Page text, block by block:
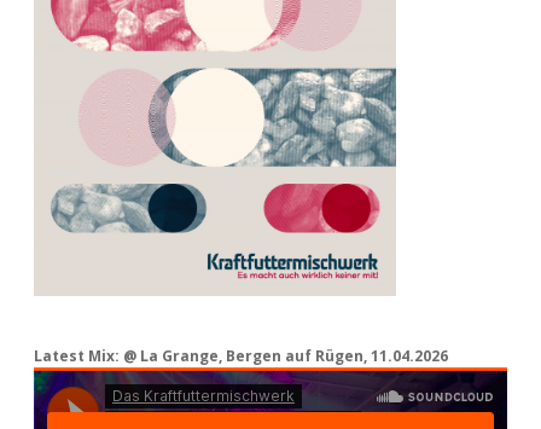
Latest Mix: @ La Grange, Bergen auf Rügen, 11.04.2026